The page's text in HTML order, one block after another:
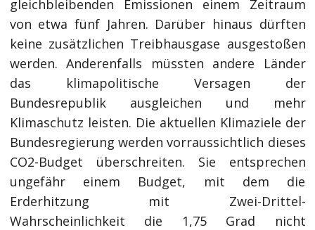
gleichbleibenden Emissionen einem Zeitraum
von etwa fünf Jahren. Darüber hinaus dürften
keine zusätzlichen Treibhausgase ausgestoßen
werden. Anderenfalls müssten andere Länder
das klimapolitische Versagen der
Bundesrepublik ausgleichen und mehr
Klimaschutz leisten. Die aktuellen Klimaziele der
Bundesregierung werden vorraussichtlich dieses
CO2-Budget überschreiten. Sie entsprechen
ungefähr einem Budget, mit dem die
Erderhitzung mit Zwei-Drittel-
Wahrscheinlichkeit die 1,75 Grad nicht